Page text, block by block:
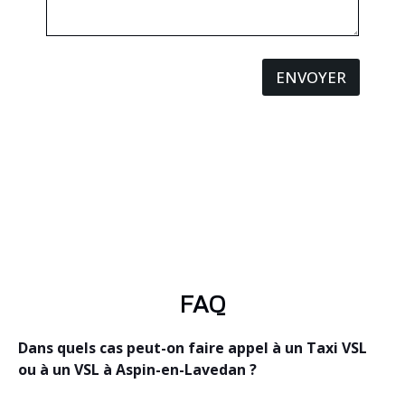
ENVOYER
FAQ
Dans quels cas peut-on faire appel à un Taxi VSL
ou à un VSL à Aspin-en-Lavedan ?